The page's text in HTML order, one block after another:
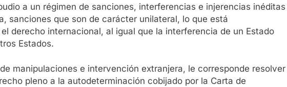
a un régimen de sanciones, interferencias e injerencias inéditas
sanciones que son de carácter unilateral, lo que está
derecho internacional, al igual que la interferencia de un Estado
Estados.
manipulaciones e intervención extranjera, le corresponde resolver
pleno a la autodeterminación cobijado por la Carta de